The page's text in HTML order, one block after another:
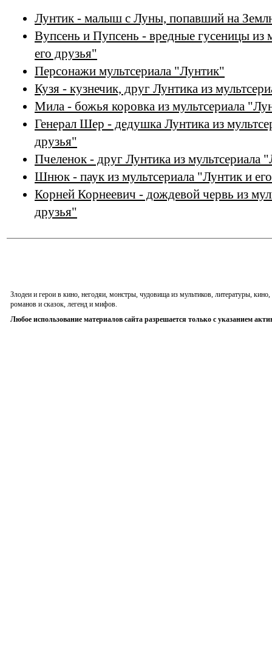
Лунтик - малыш с Луны, попавший на
Вупсень и Пупсень - вредные гусеницы из
его друзья"
Персонажи мультсериала "Лунтик"
Кузя - кузнечик, друг Лунтика из
Мила - божья коровка из мультсериала
Генерал Шер - дедушка Лунтика из
друзья"
Пчеленок - друг Лунтика из мультсериала
Шнюк - паук из мультсериала "Лунтик и
Корней Корнеевич - дождевой червь из
друзья"
Злодеи и герои в кино, негодяи, монстры, чудовища из мультиков, литературы,
романов и сказок, легенд и мифов.
Любое использование материалов сайта разрешается только с указанием